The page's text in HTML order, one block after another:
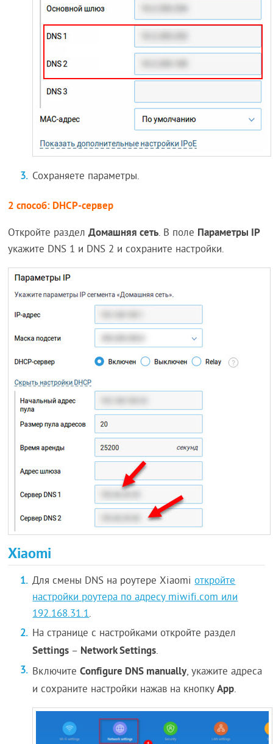
Сохраняете параметры.
2 способ: DHCP-сервер
Откройте разделДомашняя сеть. В поле Параметры IP
укажите DNS 1 и DNS 2 и сохраните настройки.
Xiaomi
Для смены DNS на роутере Xiaomiоткройте
настройки роутера по адресу miwifi.com или
192.168.31.1.
На странице с настройками откройте раздел
Settings – Network Settings.
ВключитеConfigure DNS manually, укажите адреса
и сохраните настройки нажав на кнопкуApp.